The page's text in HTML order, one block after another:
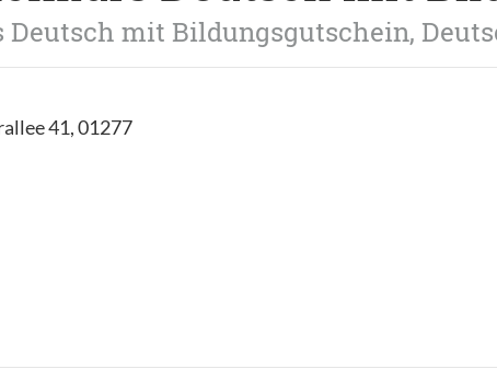
Deutsch mit Bildungsgutschein,
41, 01277